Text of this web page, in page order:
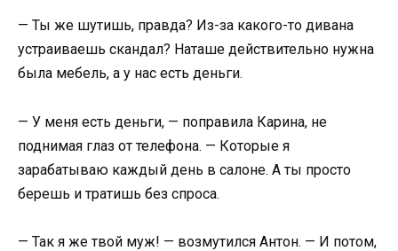
— Ты же шутишь, правда? Из-за какого-то дивана
устраиваешь скандал? Наташе действительно нужна
была мебель, а у нас есть деньги.
— У меня есть деньги, — поправила Карина, не
поднимая глаз от телефона. — Которые я
зарабатываю каждый день в салоне. А ты просто
берешь и тратишь без спроса.
— Так я же твой муж! — возмутился Антон. — И потом,